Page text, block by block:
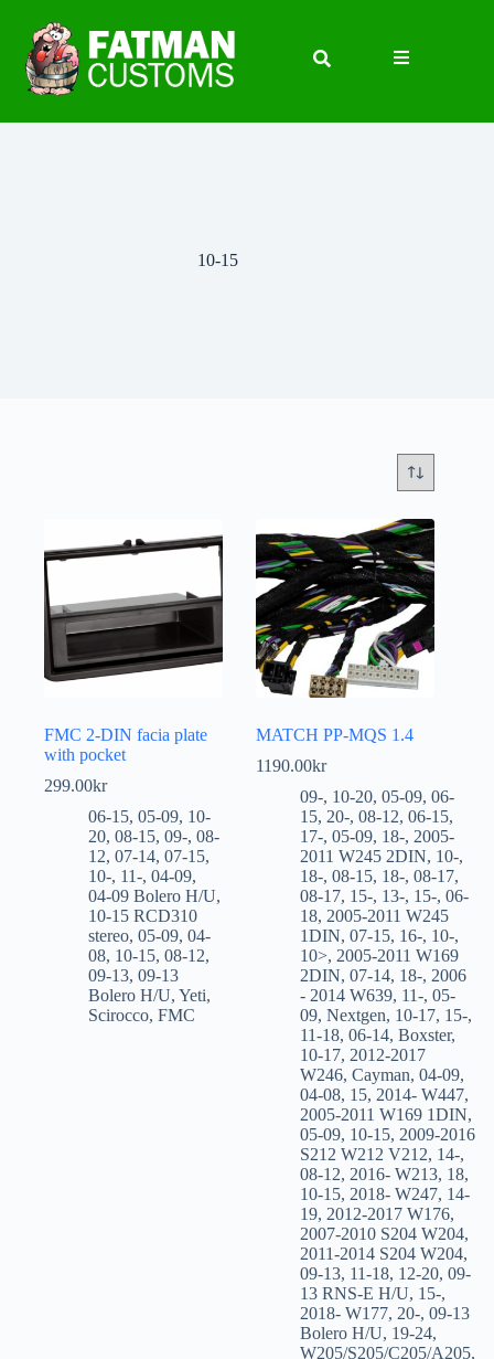
10-15
FMC 2-DIN facia plate
with pocket
299.00kr
06-15, 05-09, 10-
20, 08-15, 09-, 08-
12, 07-14, 07-15,
10-, 11-, 04-09,
04-09 Bolero H/U,
10-15 RCD310
stereo, 05-09, 04-
08, 10-15, 08-12,
09-13, 09-13
Bolero H/U, Yeti,
Scirocco, FMC
MATCH PP-MQS 1.4
1190.00kr
09-, 10-20,05-09,06-
15, 20-,08-12,06-15,
17-,05-09, 18-, 2005-
2011 W245 2DIN, 10-,
18-,08-15, 18-,08-17,
08-17, 15-, 13-, 15-,06-
18, 2005-2011 W245
1DIN,07-15, 16-, 10-,
10>, 2005-2011 W169
2DIN,07-14, 18-, 2006
- 2014 W639, 11-,05-
09,Nextgen, 10-17, 15-,
11-18,06-14,Boxster,
10-17, 2012-2017
W246,Cayman,04-09,
04-08, 15, 2014- W447,
2005-2011 W169 1DIN,
05-09, 10-15, 2009-2016
S212 W212 V212, 14-,
08-12, 2016- W213, 18,
10-15, 2018- W247, 14-
19, 2012-2017 W176,
2007-2010 S204 W204,
2011-2014 S204 W204,
09-13, 11-18, 12-20,09-
13 RNS-E H/U, 15-,
2018- W177, 20-,09-13
Bolero H/U, 19-24,
W205/S205/C205/A205,